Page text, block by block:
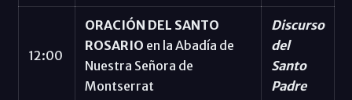
12:00
ORACIÓN DEL SANTO
ROSARIO en la Abadía de
Nuestra Señora de
Montserrat
Discurso
del
Santo
Padre